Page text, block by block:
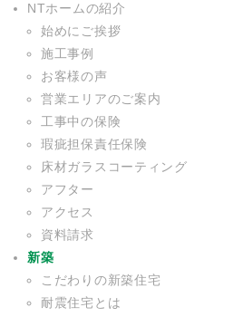
NTホームの紹介
始めにご挨拶
施工事例
お客様の声
営業エリアのご案内
工事中の保険
瑕疵担保責任保険
床材ガラスコーティング
アフター
アクセス
資料請求
新築
こだわりの新築住宅
耐震住宅とは